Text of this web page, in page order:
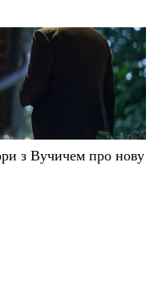
з Вучичем про нову